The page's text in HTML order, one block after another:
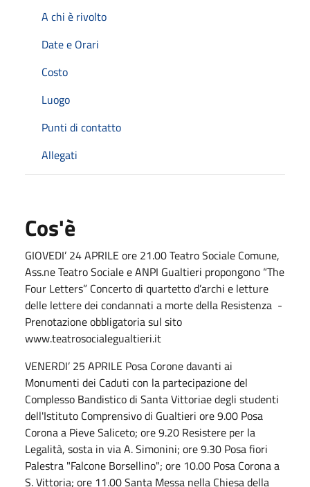
A chi è rivolto
Date e Orari
Costo
Luogo
Punti di contatto
Allegati
Cos'è
GIOVEDI’ 24 APRILE ore 21.00 TeatroSociale Comune,
Ass.ne Teatro Sociale e ANPI Gualtieri propongono “The
Four Letters” Concerto di quartetto d’archi e letture
delle lettere dei condannati a morte della Resistenza -
Prenotazione obbligatoria sul sito
www.teatrosocialegualtieri.it
VENERDI’ 25 APRILE Posa Corone davanti ai
Monumenti dei Caduti con la partecipazione del
Complesso Bandistico di Santa Vittoriae degli studenti
dell'Istituto Comprensivo di Gualtieri ore 9.00 Posa
Corona a Pieve Saliceto; ore 9.20 Resistere per la
Legalità, sosta in via A. Simonini; ore 9.30 Posa fiori
Palestra "Falcone Borsellino"; ore 10.00 Posa Corona a
S. Vittoria; ore 11.00 Santa Messa nella Chiesa della